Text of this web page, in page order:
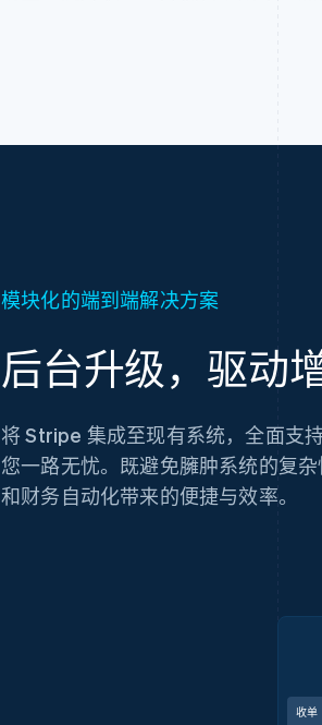
模块化的端到端解决方案
后台升级，驱动
将 Stripe 集成至现有系统，全面支
您一路无忧。既避免臃肿系统的复
和财务自动化带来的便捷与效率。
收单